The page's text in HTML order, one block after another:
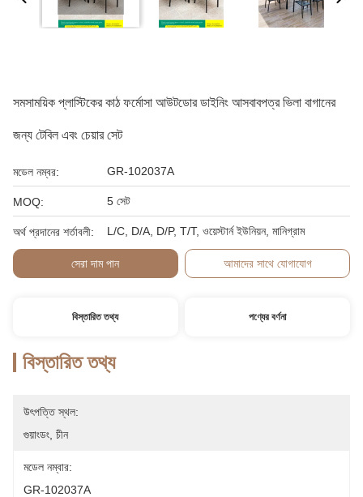
সমসাময়িক প্লাস্টিকের কাঠ ফর্মোসা আউটডোর ডাইনিং আসবাবপত্র ভিলা বাগানের
জন্য টেবিল এবং চেয়ার সেট
মডেল নম্বর: GR-102037A
MOQ: 5 সেট
অর্থ প্রদানের শর্তাবলী: L/C, D/A, D/P, T/T, ওয়েস্টার্ন ইউনিয়ন, মানিগ্রাম
সেরা দাম পান আমাদের সাথে যোগাযোগ
বিস্তারিত তথ্য পণ্যের বর্ণনা
বিস্তারিত তথ্য
উৎপত্তি স্থল:
গুয়াংডং, চীন
মডেল নম্বার:
GR-102037A